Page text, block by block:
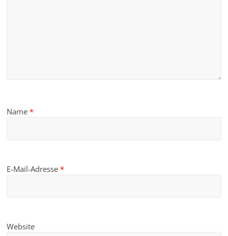
Name*
E-Mail-Adresse*
Website